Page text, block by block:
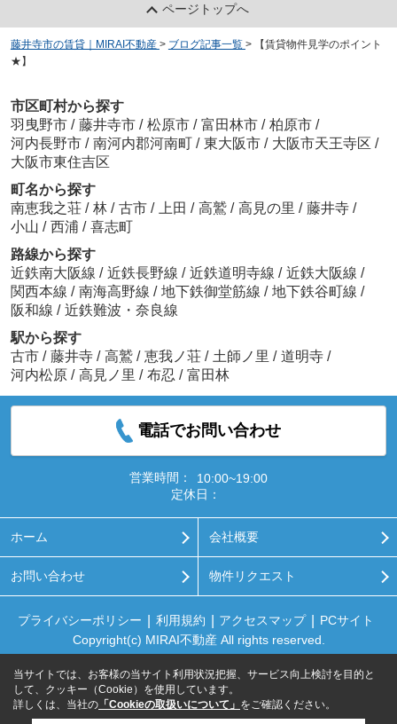
ページトップへ
藤井寺市の賃貸｜MIRAI不動産 > ブログ記事一覧 >
【賃貸物件見学のポイント
★】
市区町村から探す
羽曳野市 / 藤井寺市 / 松原市 / 富田林市 / 柏原市 /
河内長野市 / 南河内郡河南町 / 東大阪市 / 大阪市天王寺区 /
大阪市東住吉区
町名から探す
南恵我之荘 / 林 / 古市 / 上田 / 高鷲 / 高見の里 / 藤井寺 /
小山 / 西浦 / 喜志町
路線から探す
近鉄南大阪線 / 近鉄長野線 / 近鉄道明寺線 / 近鉄大阪線 /
関西本線 / 南海高野線 / 地下鉄御堂筋線 / 地下鉄谷町線 /
阪和線 / 近鉄難波・奈良線
駅から探す
古市 / 藤井寺 / 高鷲 / 恵我ノ荘 / 土師ノ里 / 道明寺 /
河内松原 / 高見ノ里 / 布忍 / 富田林
電話でお問い合わせ
営業時間：
10:00~19:00
定休日：
ホーム 会社概要
お問い合わせ 物件リクエスト
プライバシーポリシー 利用規約 アクセスマップ
PCサイト
Copyright(c) MIRAI不動産 All rights reserved.
当サイトでは、お客様の当サイト利用状況把握、サービス向上検討を目的と
して、クッキー（Cookie）を使用しています。
詳しくは、当社の 「Cookieの取扱いについて」 をご確認ください。